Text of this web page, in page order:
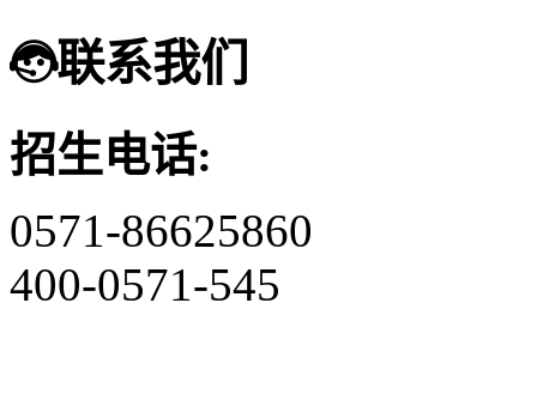
联系我们
招生电话:
0571-86625860
400-0571-545